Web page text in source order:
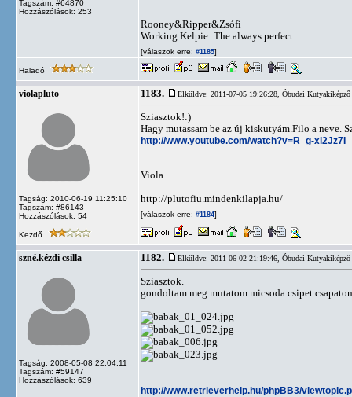
Tagszám: #64870
Hozzászólások: 253
Rooney&Ripper&Zsófi
Working Kelpie: The always perfect
[válaszok erre: #1185]
Haladó
violapluto
Tagság: 2010-06-19 11:25:10
Tagszám: #86143
Hozzászólások: 54
1183. Elküldve: 2011-07-05 19:26:28, Óbudai
Sziasztok!:)
Hagy mutassam be az új kiskutyám.Filo a neve.
http://www.youtube.com/watch?v=R_g-xl2Jz7I
Viola
http://plutofiu.mindenkilapja.hu/
[válaszok erre: #1184]
Kezdő
szné.kézdi csilla
Tagság: 2008-05-08 22:04:11
Tagszám: #59147
Hozzászólások: 639
1182. Elküldve: 2011-06-02 21:19:46, Óbudai
Sziasztok.
gondoltam meg mutatom micsoda csipet
http://www.retrieverhelp.hu/phpBB3/